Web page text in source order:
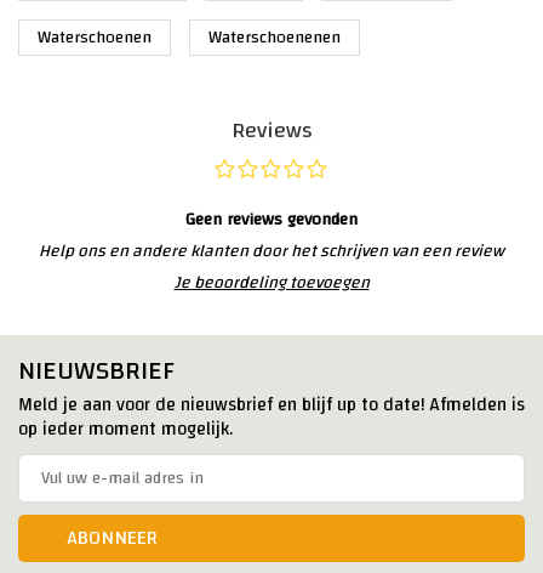
Waterschoenen
Waterschoenenen
Reviews
Geen reviews gevonden
Help ons en andere klanten door het schrijven van een review
Je beoordeling toevoegen
NIEUWSBRIEF
Meld je aan voor de nieuwsbrief en blijf up to date! Afmelden is
op ieder moment mogelijk.
ABONNEER